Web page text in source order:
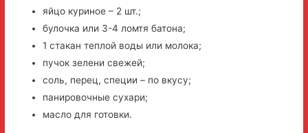
яйцо куриное – 2 шт.;
булочка или 3-4 ломтя батона;
1 стакан теплой воды или молока;
пучок зелени свежей;
соль, перец, специи – по вкусу;
панировочные сухари;
масло для готовки.